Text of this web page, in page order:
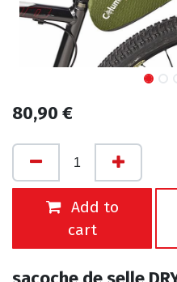
80,90 €
Add to
cart